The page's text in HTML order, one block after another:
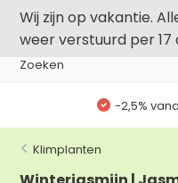
Wij zijn op vakantie.
weer verstuurd per 17
Klimplanten